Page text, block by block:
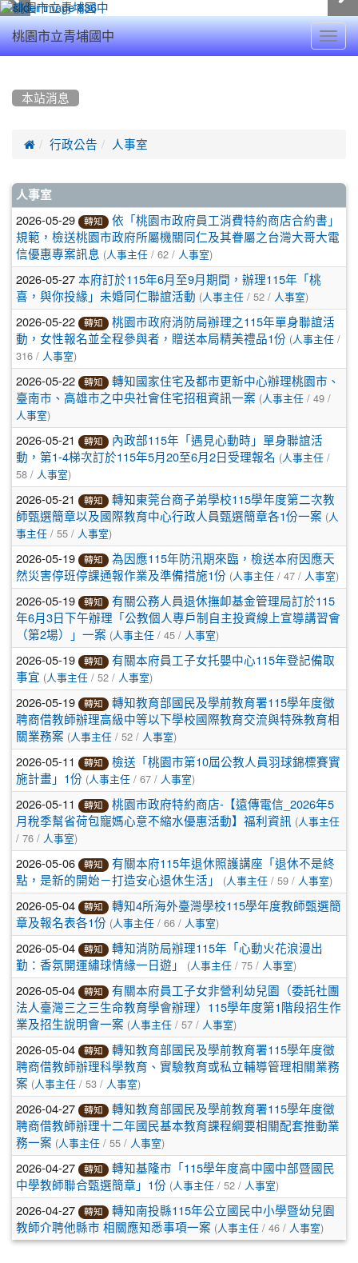
桃園市立青埔國中
本站消息
 行政公告 人事室
文
章
列
表
人事室
2026-05-29 轉知
依「桃園市政府員工消費特約商店合約書」
規範，檢送桃園市政府所屬機關同仁及其眷屬之台灣大哥大電
信優惠專案訊息 (人事主任 / 62 / 人事室)
2026-05-27 本府訂於115年6月至9月期間，辦理115年「桃
喜，與你投緣」未婚同仁聯誼活動 (人事主任 / 52 / 人事室)
2026-05-22 轉知
桃園市政府消防局辦理之115年單身聯誼活
動，女性報名並全程參與者，贈送本局精美禮品1份 (人事主任 /
316 / 人事室)
2026-05-22 轉知
轉知國家住宅及都市更新中心辦理桃園市、
臺南市、高雄市之中央社會住宅招租資訊一案 (人事主任 / 49 /
人事室)
2026-05-21 轉知
內政部115年「遇見心動時」單身聯誼活
動，第1-4梯次訂於115年5月20至6月2日受理報名 (人事主任 /
58 / 人事室)
2026-05-21 轉知
轉知東莞台商子弟學校115學年度第二次教
師甄選簡章以及國際教育中心行政人員甄選簡章各1份一案 (人
事主任 / 55 / 人事室)
2026-05-19 轉知
為因應115年防汛期來臨，檢送本府因應天
然災害停班停課通報作業及準備措施1份 (人事主任 / 47 / 人事室)
2026-05-19 轉知
有關公務人員退休撫卹基金管理局訂於115
年6月3日下午辦理「公教個人專戶制自主投資線上宣導講習會
（第2場）」一案 (人事主任 / 45 / 人事室)
2026-05-19 轉知
有關本府員工子女托嬰中心115年登記備取
事宜 (人事主任 / 52 / 人事室)
2026-05-19 轉知
轉知教育部國民及學前教育署115學年度徵
聘商借教師辦理高級中等以下學校國際教育交流與特殊教育相
關業務案 (人事主任 / 52 / 人事室)
2026-05-11 轉知
檢送「桃園市第10屆公教人員羽球錦標賽實
施計畫」1份 (人事主任 / 67 / 人事室)
2026-05-11 轉知
桃園市政府特約商店-【遠傳電信_2026年5
月稅季幫省荷包寵媽心意不縮水優惠活動】福利資訊 (人事主任
/ 76 / 人事室)
2026-05-06 轉知
有關本府115年退休照護講座「退休不是終
點，是新的開始－打造安心退休生活」
(人事主任 / 59 / 人事室)
2026-05-04 轉知
轉知4所海外臺灣學校115學年度教師甄選簡
章及報名表各1份 (人事主任 / 66 / 人事室)
2026-05-04 轉知
轉知消防局辦理115年「心動火花浪漫出
勤：香氛開運繡球情緣一日遊」
(人事主任 / 75 / 人事室)
2026-05-04 轉知
有關本府員工子女非營利幼兒園（委託社團
法人臺灣三之三生命教育學會辦理）115學年度第1階段招生作
業及招生說明會一案 (人事主任 / 57 / 人事室)
2026-05-04 轉知
轉知教育部國民及學前教育署115學年度徵
聘商借教師辦理科學教育、實驗教育或私立輔導管理相關業務
案 (人事主任 / 53 / 人事室)
2026-04-27 轉知
轉知教育部國民及學前教育署115學年度徵
聘商借教師辦理十二年國民基本教育課程綱要相關配套推動業
務一案 (人事主任 / 55 / 人事室)
2026-04-27 轉知
轉知基隆市「115學年度高中國中部暨國民
中學教師聯合甄選簡章」1份 (人事主任 / 52 / 人事室)
2026-04-27 轉知
轉知南投縣115年公立國民中小學暨幼兒園
教師介聘他縣市 相關應知悉事項一案 (人事主任 / 46 / 人事室)